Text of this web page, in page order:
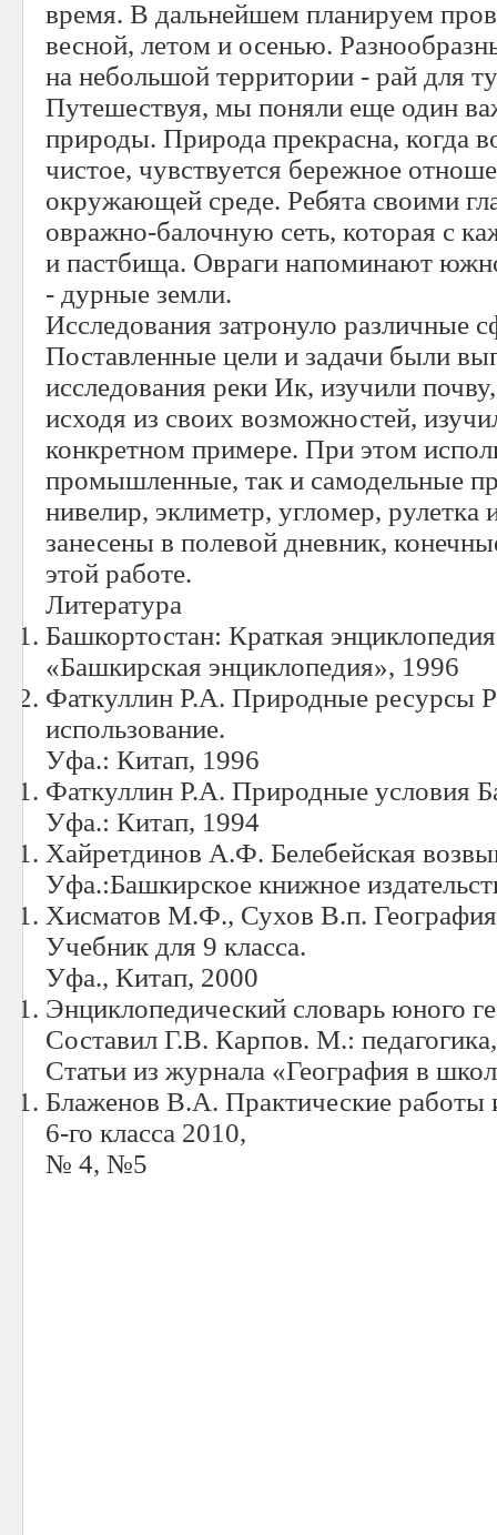
время. В дальнейшем планируем
весной, летом и осенью.
на небольшой территории - рай для
Путешествуя, мы поняли еще один
природы. Природа прекрасна, когда
чистое, чувствуется бережное
окружающей среде. Ребята своими
овражно-балочную сеть, которая с
и пастбища. Овраги напоминают
- дурные земли.
Исследования затронуло различные
Поставленные цели и задачи были
исследования реки Ик, изучили
исходя из своих возможностей,
конкретном примере. При этом
промышленные, так и самодельные
нивелир, эклиметр, угломер, рулетка
занесены в полевой дневник,
этой работе.
Литература
Башкортостан: Краткая
«Башкирская энциклопедия», 1996
Фаткуллин Р.А. Природные ресурсы
использование.
Уфа.: Китап, 1996
Фаткуллин Р.А. Природные условия
Уфа.: Китап, 1994
Хайретдинов А.Ф. Белебейская
Уфа.:Башкирское книжное
Хисматов М.Ф., Сухов В.п.
Учебник для 9 класса.
Уфа., Китап, 2000
Энциклопедический словарь юного
Составил Г.В. Карпов. М.:
Статьи из журнала «География в
Блаженов В.А. Практические работы
6-го класса 2010,
№ 4, №5